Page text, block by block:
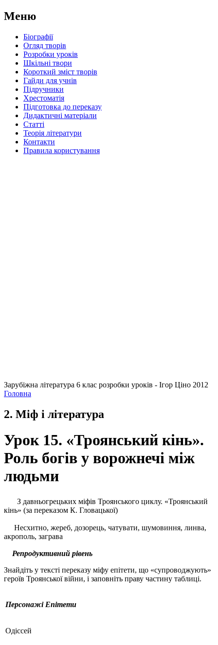
Меню
Біографії
Огляд творів
Розробки уроків
Шкільні твори
Короткий зміст творів
Гайди для учнів
Підручники
Хрестоматія
Підготовка до переказу
Дидактичні матеріали
Статті
Теорія літератури
Контакти
Правила користування
Зарубіжна література 6 клас розробки уроків - Ігор Ціно 2012
Головна
2. Міф і література
Урок 15. «Троянський кінь».
Роль богів у ворожнечі між
людьми
З давньогрецьких міфів Троянського циклу. «Троянський
кінь» (за переказом К. Гловацької)
Несхитно, жереб, дозорець, чатувати, шумовиння, линва,
акрополь, заграва
Репродуктивний рівень
Знайдіть у тексті переказу міфу епітети, що «супроводжують»
героїв Троянської війни, і заповніть праву частину таблиці.
Персонажі Епітети
Одіссей